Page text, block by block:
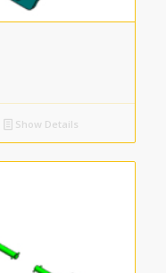
Show Details